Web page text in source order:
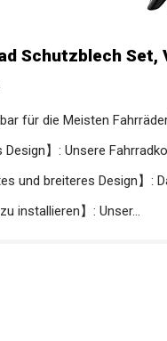
Schutzblech
für die Meisten Fahrräder
Design】: Unsere
und breiteres Design】:
installieren】: Unser...